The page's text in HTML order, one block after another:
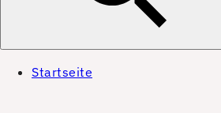
Startseite